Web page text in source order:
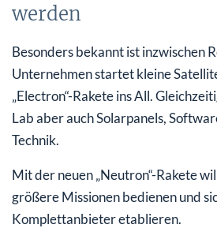
werden
Besonders bekannt ist inzwischen
Unternehmen startet kleine
„Electron“-Rakete ins All.
Lab aber auch Solarpanels,
Technik.
Mit der neuen „Neutron“-Rakete
größere Missionen bedienen und
Komplettanbieter etablieren.